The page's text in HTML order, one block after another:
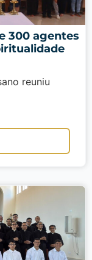
300 agentes
reuniu